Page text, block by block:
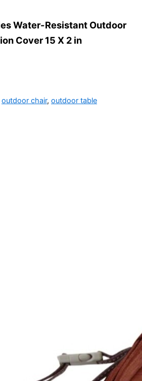
Water-Resistant Outdoor
Cover 15 X 2 in
outdoor chair, outdoor table